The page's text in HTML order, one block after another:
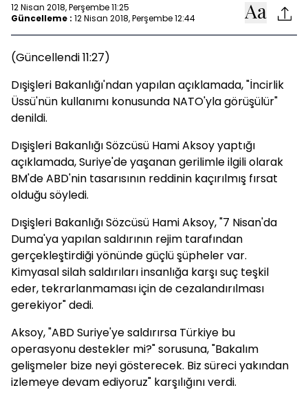
12 Nisan 2018, Perşembe 11:25
Güncelleme : 12 Nisan 2018, Perşembe 12:44
(Güncellendi 11:27)
Dışişleri Bakanlığı'ndan yapılan açıklamada, "İncirlik
Üssü'nün kullanımı konusunda NATO'yla görüşülür"
denildi.
Dışişleri Bakanlığı Sözcüsü Hami Aksoy yaptığı
açıklamada, Suriye'de yaşanan gerilimle ilgili olarak
BM'de ABD'nin tasarısının reddinin kaçırılmış fırsat
olduğu söyledi.
Dışişleri Bakanlığı Sözcüsü Hami Aksoy, "7 Nisan'da
Duma'ya yapılan saldırının rejim tarafından
gerçekleştirdiği yönünde güçlü şüpheler var.
Kimyasal silah saldırıları insanlığa karşı suç teşkil
eder, tekrarlanmaması için de cezalandırılması
gerekiyor" dedi.
Aksoy, "ABD Suriye'ye saldırırsa Türkiye bu
operasyonu destekler mi?" sorusuna, "Bakalım
gelişmeler bize neyi gösterecek. Biz süreci yakından
izlemeye devam ediyoruz" karşılığını verdi.